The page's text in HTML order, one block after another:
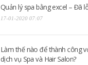
Quản lý spa bằng excel – Đã
17-01-2020 07:07
Làm thế nào để thành công
dịch vụ Spa và Hair Salon?